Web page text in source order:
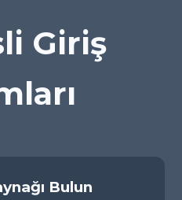
Giriş
Bulun